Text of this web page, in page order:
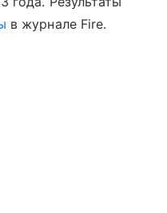
в журнале Fire.